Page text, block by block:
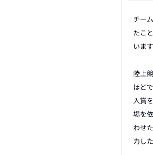
チー
たこ
いま
陸上
ほど
入賞
場を
わせ
力し